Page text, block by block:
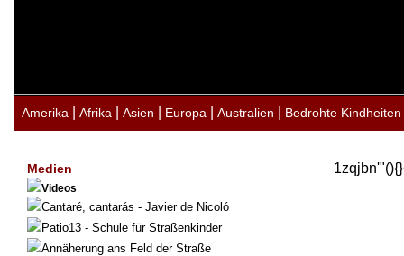
Amerika Afrika Asien Europa Australien Bedrohte Kindheiten
Medien
Videos
Cantaré, cantarás - Javier de Nicoló
Patio13 - Schule für Straßenkinder
Annäherung ans Feld der Straße